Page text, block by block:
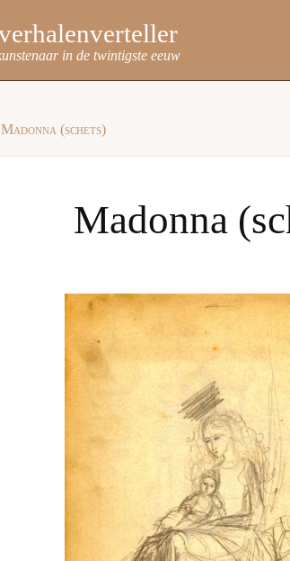
in de twintigste eeuw
Madonna (schets)
Madonna